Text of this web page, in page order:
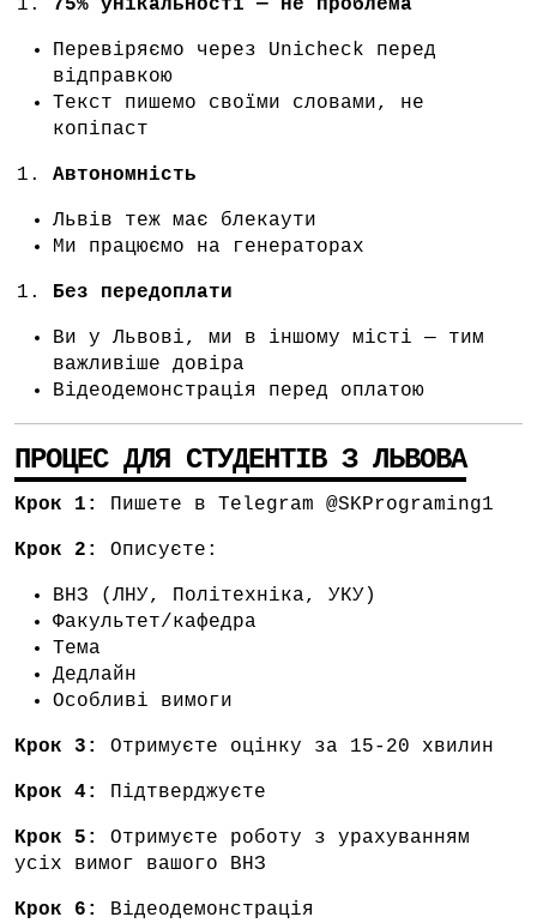
75% унікальності — не проблема
Перевіряємо через Unicheck перед
відправкою
Текст пишемо своїми словами, не
копіпаст
Автономність
Львів теж має блекаути
Ми працюємо на генераторах
Без передоплати
Ви у Львові, ми в іншому місті — тим
важливіше довіра
Відеодемонстрація перед оплатою
ПРОЦЕС ДЛЯ СТУДЕНТІВ З ЛЬВОВА
Крок 1: Пишете в Telegram @SKPrograming1
Крок 2: Описуєте:
ВНЗ (ЛНУ, Політехніка, УКУ)
Факультет/кафедра
Тема
Дедлайн
Особливі вимоги
Крок 3: Отримуєте оцінку за 15-20 хвилин
Крок 4: Підтверджуєте
Крок 5:
Отримуєте роботу з урахуванням
усіх вимог вашого ВНЗ
Крок 6: Відеодемонстрація